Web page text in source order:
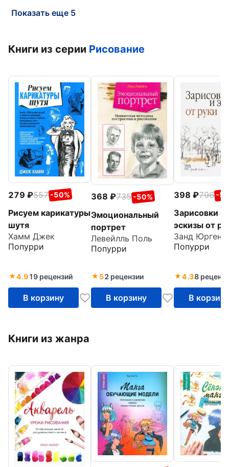
Показать еще 5
Книги из серии Рисование
279 557 -50%
Рисуем карикатуры
шутя
Хамм Джек
Попурри
4.919 рецензий
В корзину
368 735 -50%
Эмоциональный
портрет
Левейлль Поль
Попурри
52 рецензии
В корзину
398 796 -
Зарисовки и
эскизы от
Занд Юргенд
Попурри
4.38
В корзину
Книги из жанра